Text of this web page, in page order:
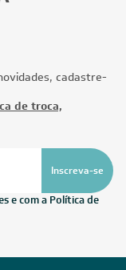
cadastre-
de troca,
Inscreva-se
e com a Política de